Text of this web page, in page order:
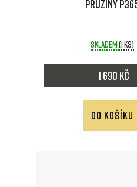
pružiny
Skladem(1 ks)
1 690 Kč
DO KOŠÍKU